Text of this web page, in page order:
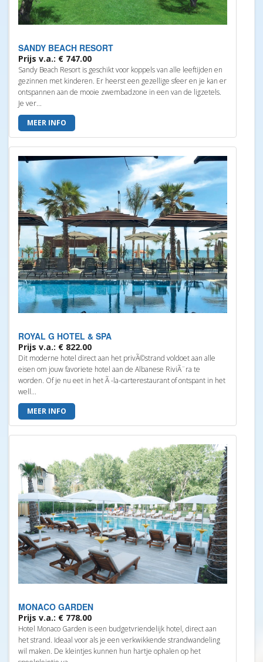
SANDY BEACH RESORT
Prijs v.a.: € 747.00
Sandy Beach Resort is geschikt voor koppels van alle leeftijden en
gezinnen met kinderen. Er heerst een gezellige sfeer en je kan er
ontspannen aan de mooie zwembadzone in een van de ligzetels.
Je ver...
MEER INFO
ROYAL G HOTEL & SPA
Prijs v.a.: € 822.00
Dit moderne hotel direct aan het privÃ©strand voldoet aan alle
eisen om jouw favoriete hotel aan de Albanese RiviÃ¨ra te
worden. Of je nu eet in het Ã -la-carterestaurant of ontspant in het
well...
MEER INFO
MONACO GARDEN
Prijs v.a.: € 778.00
Hotel Monaco Garden is een budgetvriendelijk hotel, direct aan
het strand. Ideaal voor als je een verkwikkende strandwandeling
wil maken. De kleintjes kunnen hun hartje ophalen op het